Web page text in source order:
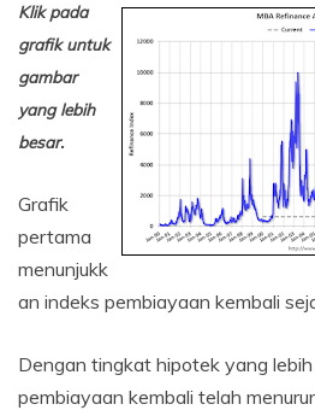
Klik pada
grafik untuk
gambar
yang lebih
besar.
Grafik
pertama
menunjukk
an indeks pembiayaan kembali
Dengan tingkat hipotek yang
pembiayaan kembali telah